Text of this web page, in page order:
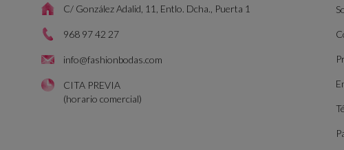
C/ González Adalid, 11, Entlo. Dcha., Puerta 1
968 97 42 27
info@fashionbodas.com
CITA PREVIA
(horario comercial)